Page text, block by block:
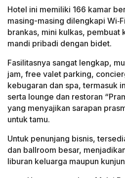
Hotel ini memiliki 166 kamar
masing-masing dilengkapi
brankas, mini kulkas, pembuat
mandi pribadi dengan bidet.
Fasilitasnya sangat lengkap,
jam, free valet parking,
kebugaran dan spa, termasuk
serta lounge dan restoran
yang menyajikan sarapan
untuk tamu.
Untuk penunjang bisnis,
dan ballroom besar,
liburan keluarga maupun